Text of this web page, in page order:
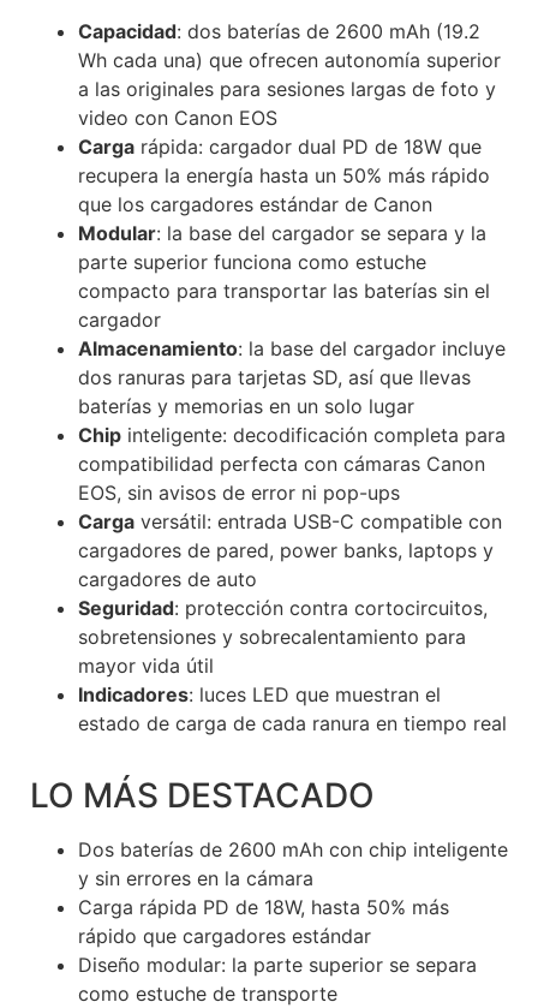
Capacidad: dos baterías de 2600 mAh (19.2
Wh cada una) que ofrecen autonomía superior
a las originales para sesiones largas de foto y
video con Canon EOS
Carga rápida: cargador dual PD de 18W que
recupera la energía hasta un 50% más rápido
que los cargadores estándar de Canon
Modular: la base del cargador se separa y la
parte superior funciona como estuche
compacto para transportar las baterías sin el
cargador
Almacenamiento: la base del cargador incluye
dos ranuras para tarjetas SD, así que llevas
baterías y memorias en un solo lugar
Chip inteligente: decodificación completa para
compatibilidad perfecta con cámaras Canon
EOS, sin avisos de error ni pop-ups
Carga versátil: entrada USB-C compatible con
cargadores de pared, power banks, laptops y
cargadores de auto
Seguridad: protección contra cortocircuitos,
sobretensiones y sobrecalentamiento para
mayor vida útil
Indicadores: luces LED que muestran el
estado de carga de cada ranura en tiempo real
LO MÁS DESTACADO
Dos baterías de 2600 mAh con chip inteligente
y sin errores en la cámara
Carga rápida PD de 18W, hasta 50% más
rápido que cargadores estándar
Diseño modular: la parte superior se separa
como estuche de transporte